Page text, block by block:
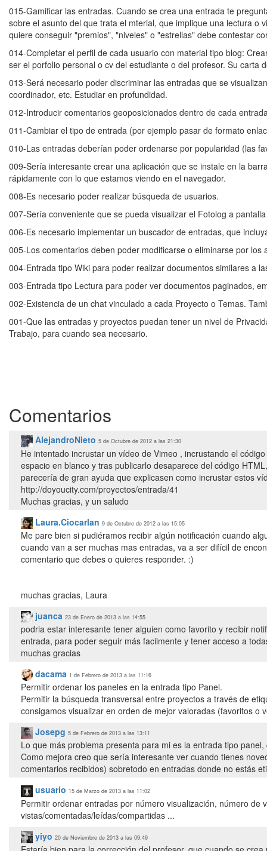
015-Gamificar las entradas. Cuando se crea una entrada te
sobre el asunto del que trata el mterial, que implique una lectura o
quiere conseguir "premios", "niveles" o "estrellas" debe contestar
014-Completar el perfil de cada usuario con material tipo blog:
ser el porfolio personal o cv del estudiante o del profesor. Su carta
013-Será necesario poder discriminar las entradas que se
coordinador, etc. Estudiar en profundidad.
012-Introducir comentarios geoposicionados dentro de cada
011-Cambiar el tipo de entrada (por ejemplo pasar de formato
010-Las entradas deberían poder ordenarse por popularidad (las
009-Sería interesante crear una aplicación que se instale en la
rápidamente con lo que estamos viendo en el navegador.
008-Es necesario poder realizar búsqueda de usuarios.
007-Sería conveniente que se pueda visualizar el Fotolog a
006-Es necesario implementar un buscador de entradas, que
005-Los comentarios deben poder modificarse o eliminarse por los
004-Entrada tipo Wiki para poder realizar documentos similares a
003-Entrada tipo Lectura para poder ver documentos paginados,
002-Existencia de un chat vinculado a cada Proyecto o Temas.
001-Que las entradas y proyectos puedan tener un nivel de
Trabajo, para cuando sea necesario.
Comentarios
AlejandroNieto 5 de Octubre de 2012 a las 21:30
He intentado incrustar un vídeo de Vimeo , incrustando el
espacio en blanco y tras publicarlo desaparece del código
parecería de gran ayuda que explicasen como incrustar estos
http://doyoucity.com/proyectos/entrada/41
Muchas gracias, y un saludo
Laura.Ciocarlan 9 de Octubre de 2012 a las 15:05
Me pare bien si pudiéramos recibir algún notificación cuando
cuando van a ser muchas mas entradas, va a ser difícil de
comentario que debes o quieres responder. :)
muchas gracias, Laura
juanca 23 de Enero de 2013 a las 14:55
podria estar interesante tener alguien como favorito y recibir
entrada, para poder seguir más facilmente y tener acceso a
muchas gracias
dacama 1 de Febrero de 2013 a las 11:16
Permitir ordenar los paneles en la entrada tipo Panel.
Permitir la búsqueda transversal entre proyectos a través de
Josepg 5 de Febrero de 2013 a las 13:11
Lo que más problema presenta para mi es la entrada tipo
Como mejora creo que sería interesante ver cuando tienes
comentarios recibidos) sobretodo en entradas donde no estás
usuario 15 de Marzo de 2013 a las 11:02
Permitir ordenar entradas por número visualización, número
vistas/comentadas/leídas/compartidas ...
yiyo 20 de Noviembre de 2013 a las 09:49